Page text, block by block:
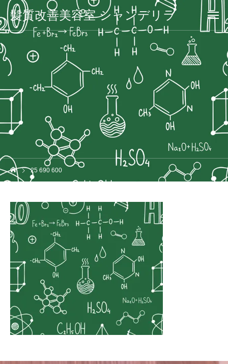
髪質改善美容室 シャンデリラ
25 690 600